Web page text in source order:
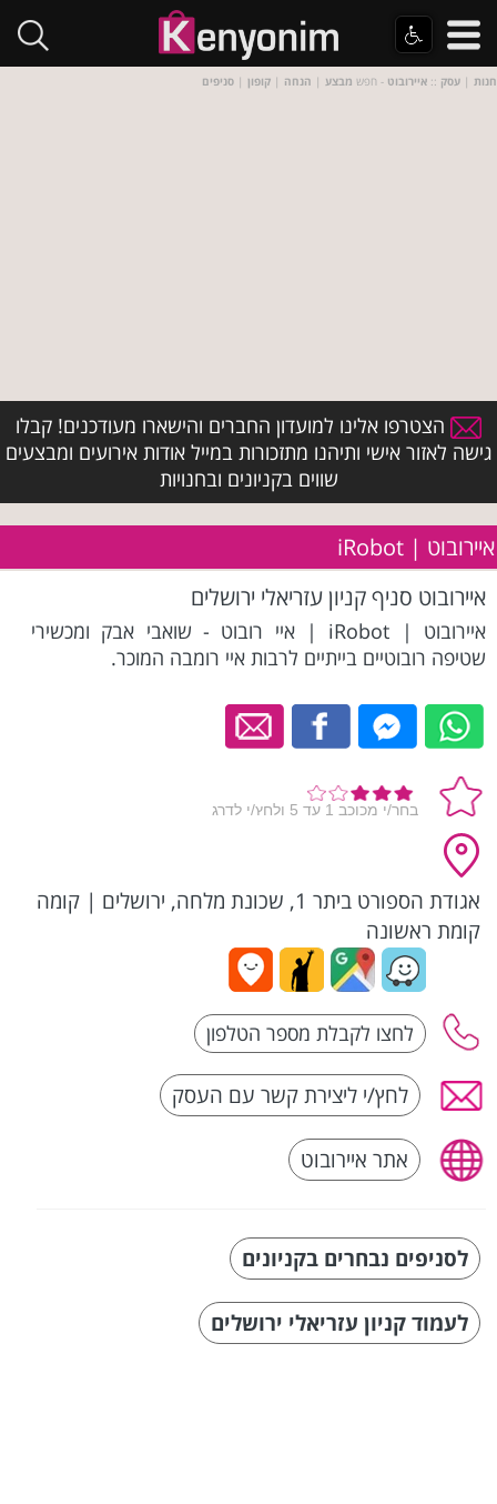
חנות | עסק :: איירובוט - חפש מבצע | הנחה | קופון | סניפים
הצטרפו אלינו למועדון החברים והישארו מעודכנים! קבלו
גישה לאזור אישי ותיהנו מתזכורות במייל אודות אירועים ומבצעים
שווים בקניונים ובחנויות
איירובוט | iRobot
איירובוט סניף קניון עזריאלי ירושלים
איירובוט | iRobot | איי רובוט - שואבי אבק ומכשירי
שטיפה רובוטיים בייתיים לרבות איי רומבה המוכר.
אגודת הספורט ביתר 1, שכונת מלחה, ירושלים | קומה
קומת ראשונה
לחץ/י ליצירת קשר עם העסק
אתר איירובוט
לסניפים נבחרים בקניונים
לעמוד קניון עזריאלי ירושלים